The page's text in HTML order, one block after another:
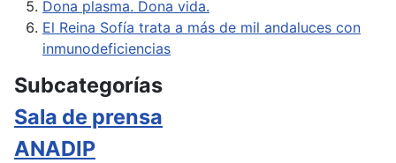
Dona plasma. Dona vida.
El Reina Sofía trata a más de mil andaluces con
inmunodeficiencias
Subcategorías
Sala de prensa
ANADIP